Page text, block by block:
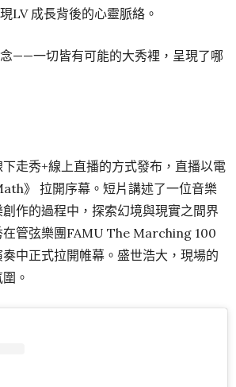
LV 成長背後的心靈脈絡。
——一切皆有可能的大秀裡，呈現了哪
走秀+線上直播的方式發布，直播以電
》 拉開序幕。 短片講述了一位音樂
作的過程中，探索幻境與現實之間界
在管弦樂團FAMU The Marching 100
中正式拉開帷幕。 盛世浩大，現場的
。